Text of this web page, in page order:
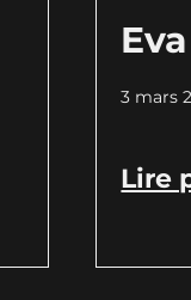
3 mars
Lire